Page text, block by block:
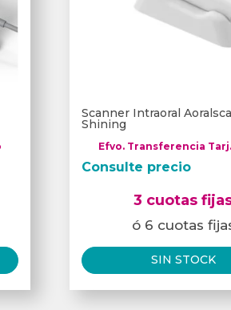
Scanner Intraoral
Shining
Efvo. Transferencia Tarj.
Consulte precio
3 cuotas
ó 6 cuotas
SIN STOCK